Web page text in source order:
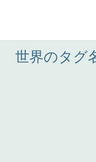
世界のタグ